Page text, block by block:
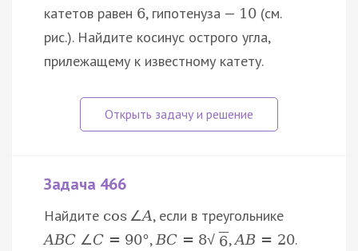
катетов равен 6, гипотенуза — 10 (см.
рис.). Найдите косинус острого угла,
прилежащему к известному катету.
Задача 466
Найдите cos∠A, если в треугольнике
ABC ∠C = 90°,BC = 8√ 6,AB = 20.